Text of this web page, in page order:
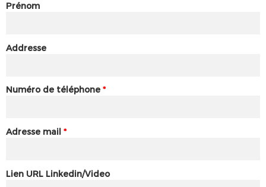
Prénom
Addresse
Numéro de téléphone *
Adresse mail *
Lien URL Linkedin/Video